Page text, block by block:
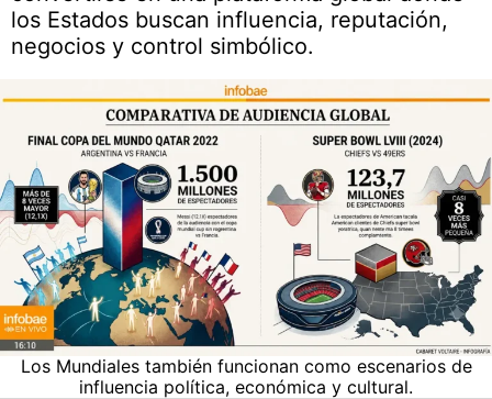
los Estados buscan influencia, reputación,
negocios y control simbólico.
Los Mundiales también funcionan como escenarios de
influencia política, económica y cultural.